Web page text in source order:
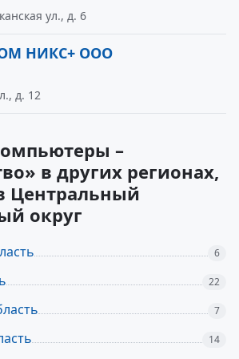
ул., д. 6
НИКС+ ООО
д. 12
–
в других регионах,
Центральный
округ
6
22
7
14